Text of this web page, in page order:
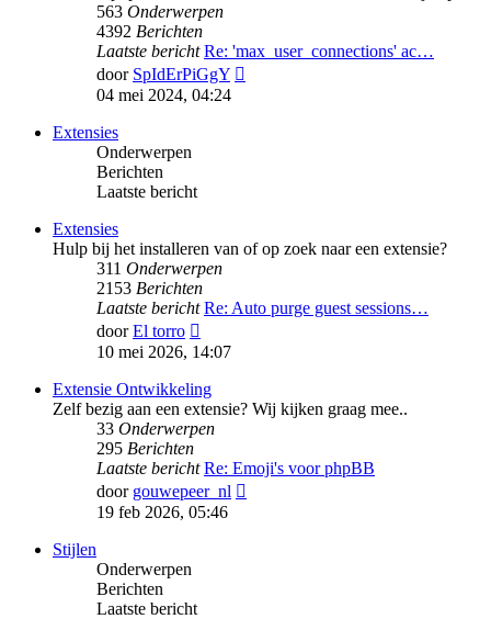
563 Onderwerpen
4392 Berichten
Laatste bericht Re: 'max_user_connections' ac…
door SpIdErPiGgY
04 mei 2024, 04:24
Extensies
Onderwerpen
Berichten
Laatste bericht
Extensies
Hulp bij het installeren van of op zoek naar een extensie?
311 Onderwerpen
2153 Berichten
Laatste bericht Re: Auto purge guest sessions…
doorEl torro
laatste
10 mei 2026, 14:07
Extensie Ontwikkeling
Zelf bezig aan een extensie? Wij kijken graag mee..
33 Onderwerpen
295 Berichten
Laatste bericht Re: Emoji's voor phpBB
door gouwepeer_nl
19 feb 2026, 05:46
Stijlen
Onderwerpen
Berichten
Laatste bericht